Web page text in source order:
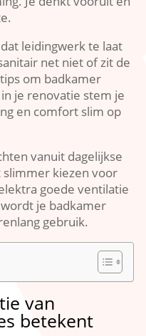
leidingwerk te laat
net niet of zit de
om badkamer
je renovatie stem je
en comfort slim op
vanuit dagelijkse
slimmer kiezen voor
goede ventilatie
je badkamer
gebruik.​
van
betekent